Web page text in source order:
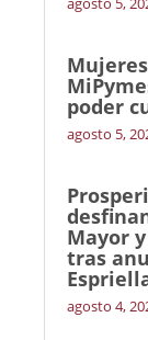
poder
agosto 5,
Mayor
tras
agosto 4,